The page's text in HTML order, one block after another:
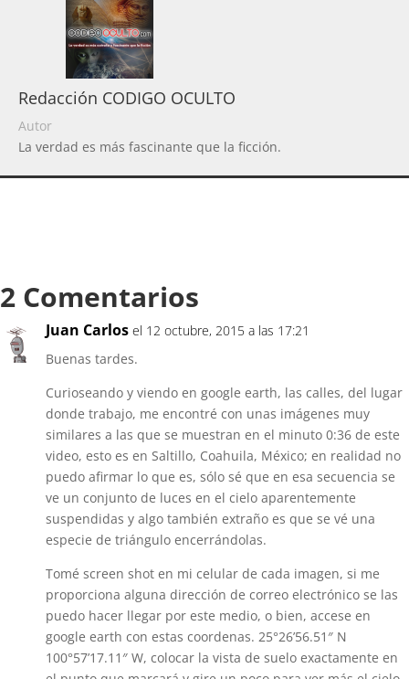
Redacción CODIGO OCULTO
Autor
La verdad es más fascinante que la ficción.
2 Comentarios
Juan Carlos el 12 octubre, 2015 a las 17:21
Buenas tardes.
Curioseando y viendo en google earth, las calles, del lugar
donde trabajo, me encontré con unas imágenes muy
similares a las que se muestran en el minuto 0:36 de este
video, esto es en Saltillo, Coahuila, México; en realidad no
puedo afirmar lo que es, sólo sé que en esa secuencia se
ve un conjunto de luces en el cielo aparentemente
suspendidas y algo también extraño es que se vé una
especie de triángulo encerrándolas.
Tomé screen shot en mi celular de cada imagen, si me
proporciona alguna dirección de correo electrónico se las
puedo hacer llegar por este medio, o bien, accese en
google earth con estas coordenas. 25°26’56.51″ N
100°57’17.11″ W, colocar la vista de suelo exactamente en